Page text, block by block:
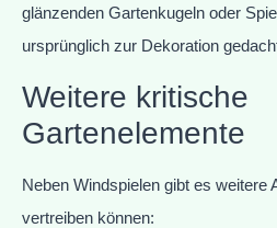
glänzenden Gartenkugeln oder
ursprünglich zur Dekoration
Weitere kritische
Gartenelemente
Neben Windspielen gibt es weitere
vertreiben können: